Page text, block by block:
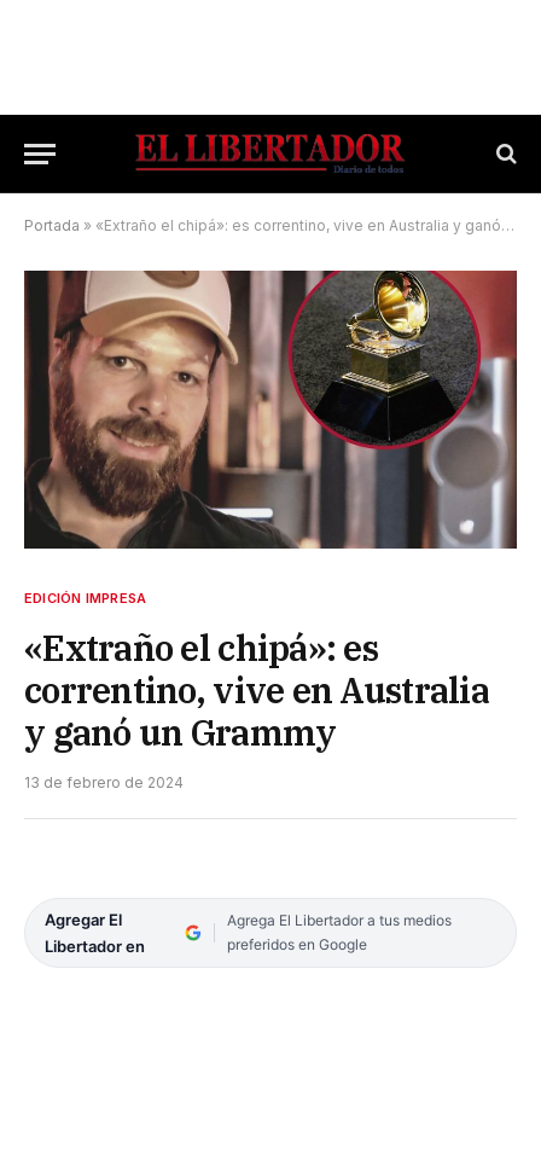
Portada » «Extraño el chipá»: es correntino, vive en Australia y ganó un Grammy
EDICIÓN IMPRESA
«Extraño el chipá»: es
correntino, vive en Australia
y ganó un Grammy
13 de febrero de 2024
Agregar El
Libertador en
Agrega El Libertador a tus medios
preferidos en Google